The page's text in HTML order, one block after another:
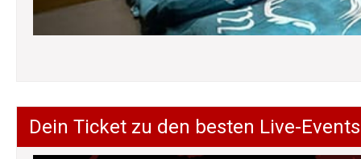
Dein Ticket zu den besten Live-Events